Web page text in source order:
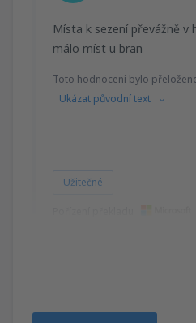
Místa k sezení převážně v
málo míst u bran
Toto hodnocení bylo
Ukázat původní text
Užitečné